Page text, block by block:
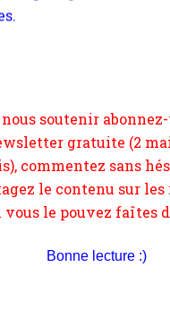
vous le pouvez faîtes
depuis votre site.
Bonne lecture :)